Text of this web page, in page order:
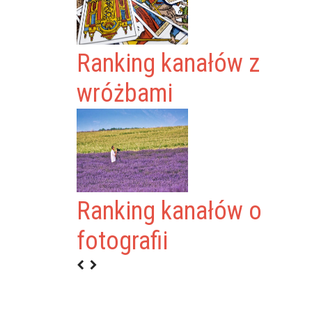
Ranking kanałów z
wróżbami
Ranking kanałów o
fotografii